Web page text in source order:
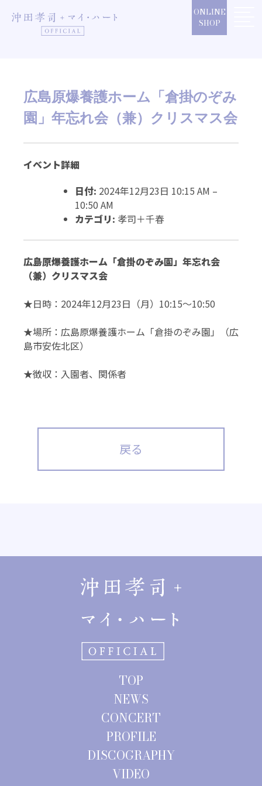
ONLINE
SHOP
広島原爆養護ホーム「倉掛のぞみ
園」年忘れ会（兼）クリスマス会
イベント詳細
日付: 2024年12月23日 10:15 AM –
10:50 AM
カテゴリ: 孝司＋千春
広島原爆養護ホーム「倉掛のぞみ園」年忘れ会
（兼）クリスマス会
★日時：2024年12月23日（月）10:15～10:50
★場所：広島原爆養護ホーム「倉掛のぞみ園」（広
島市安佐北区）
★徴収：入園者、関係者
戻る
TOP
NEWS
CONCERT
PROFILE
DISCOGRAPHY
VIDEO